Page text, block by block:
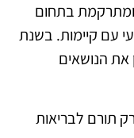
ומתרקמת בתחום
עם קיימות. בשנת
את הנושאים
תורם לבריאות